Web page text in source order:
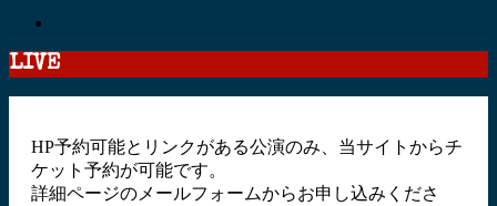
LIVE
HP予約可能とリンクがある公演のみ、当サイトからチ
ケット予約が可能です。
詳細ページのメールフォームからお申し込みくださ